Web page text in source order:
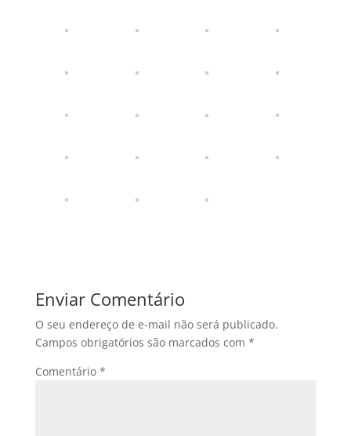
Enviar Comentário
O seu endereço de e-mail não será publicado.
Campos obrigatórios são marcados com *
Comentário *